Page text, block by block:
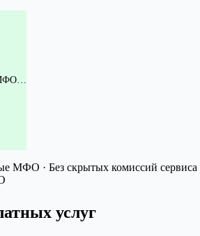
МФО…
МФО · Без скрытых комиссий сервиса
услуг